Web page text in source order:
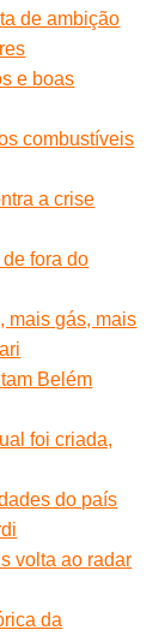
de ambição
e boas
combustíveis
a crise
fora do
mais gás, mais
Belém
foi criada,
do país
volta ao radar
da